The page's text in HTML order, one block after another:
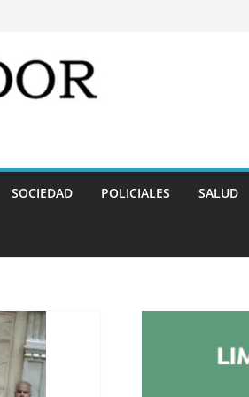
SOCIEDAD POLICIALES SALUD